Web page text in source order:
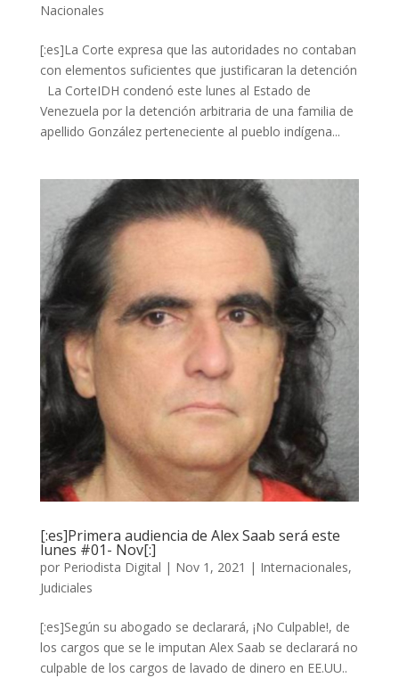
Nacionales
[:es]La Corte expresa que las autoridades no contaban
con elementos suficientes que justificaran la detención
La CorteIDH condenó este lunes al Estado de
Venezuela por la detención arbitraria de una familia de
apellido González perteneciente al pueblo indígena...
[:es]Primera audiencia de Alex Saab será este
lunes #01- Nov[:]
por Periodista Digital | Nov 1, 2021 | Internacionales,
Judiciales
[:es]Según su abogado se declarará, ¡No Culpable!, de
los cargos que se le imputan Alex Saab se declarará no
culpable de los cargos de lavado de dinero en EE.UU..